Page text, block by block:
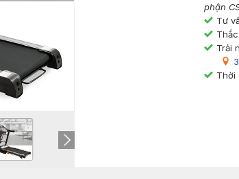
phận
Tư
Trải
Thời